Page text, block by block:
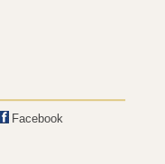
Facebook